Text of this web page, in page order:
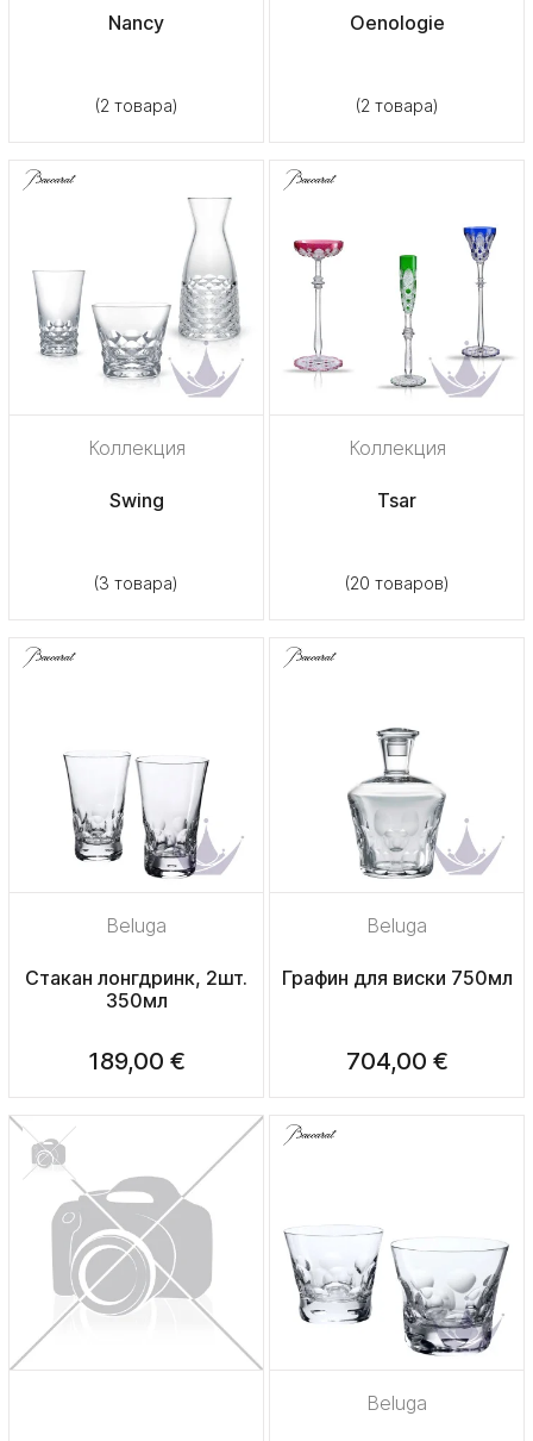
Nancy
(2 товара)
Oenologie
(2 товара)
Коллекция
Swing
(3 товара)
Коллекция
Tsar
(20 товаров)
Beluga
Стакан лонгдринк, 2шт.
350мл
189,00 €
Beluga
Графин для виски 750мл
704,00 €
Beluga